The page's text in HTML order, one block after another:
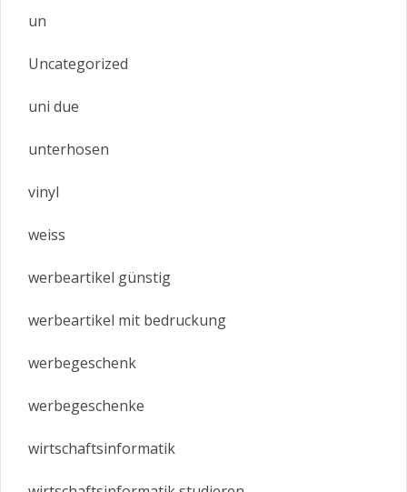
un
Uncategorized
uni due
unterhosen
vinyl
weiss
werbeartikel günstig
werbeartikel mit bedruckung
werbegeschenk
werbegeschenke
wirtschaftsinformatik